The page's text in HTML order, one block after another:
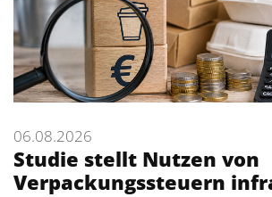
06.08.2026
Studie stellt Nutzen von
Verpackungssteuern